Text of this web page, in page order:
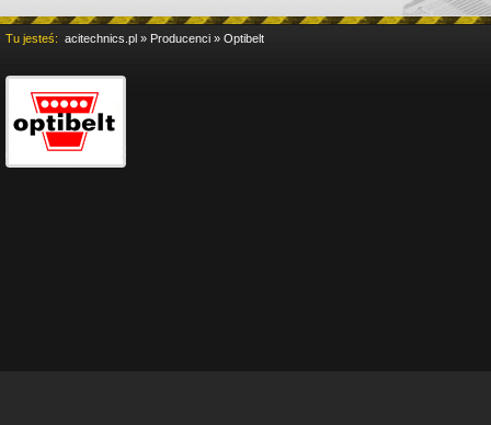
Tu jesteś: acitechnics.pl » Producenci » Optibelt